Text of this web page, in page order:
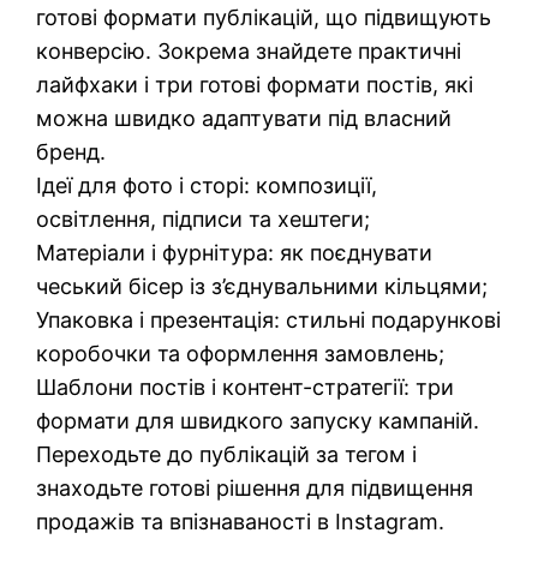
готові формати публікацій, що підвищують
конверсію. Зокрема знайдете практичні
лайфхаки і три готові формати постів, які
можна швидко адаптувати під власний
бренд.
Ідеї для фото і сторі: композиції,
освітлення, підписи та хештеги;
Матеріали і фурнітура: як поєднувати
чеський бісер із з’єднувальними кільцями;
Упаковка і презентація: стильні подарункові
коробочки та оформлення замовлень;
Шаблони постів і контент-стратегії: три
формати для швидкого запуску кампаній.
Переходьте до публікацій за тегом і
знаходьте готові рішення для підвищення
продажів та впізнаваності в Instagram.